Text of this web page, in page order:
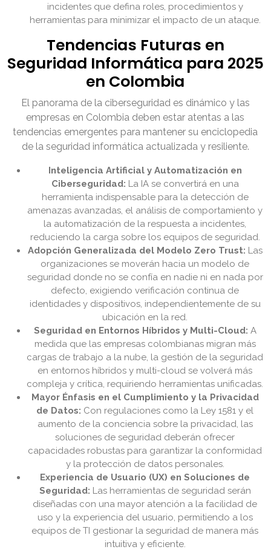
incidentes que defina roles, procedimientos y
herramientas para minimizar el impacto de un ataque.
Tendencias Futuras en
Seguridad Informática para 2025
en Colombia
El panorama de la ciberseguridad es dinámico y las
empresas en Colombia deben estar atentas a las
tendencias emergentes para mantener su enciclopedia
de la seguridad informática actualizada y resiliente.
Inteligencia Artificial y Automatización en
Ciberseguridad: La IA se convertirá en una
herramienta indispensable para la detección de
amenazas avanzadas, el análisis de comportamiento y
la automatización de la respuesta a incidentes,
reduciendo la carga sobre los equipos de seguridad.
Adopción Generalizada del Modelo Zero Trust: Las
organizaciones se moverán hacia un modelo de
seguridad donde no se confía en nadie ni en nada por
defecto, exigiendo verificación continua de
identidades y dispositivos, independientemente de su
ubicación en la red.
Seguridad en Entornos Híbridos y Multi-Cloud: A
medida que las empresas colombianas migran más
cargas de trabajo a la nube, la gestión de la seguridad
en entornos híbridos y multi-cloud se volverá más
compleja y crítica, requiriendo herramientas unificadas.
Mayor Énfasis en el Cumplimiento y la Privacidad
de Datos: Con regulaciones como la Ley 1581 y el
aumento de la conciencia sobre la privacidad, las
soluciones de seguridad deberán ofrecer
capacidades robustas para garantizar la conformidad
y la protección de datos personales.
Experiencia de Usuario (UX) en Soluciones de
Seguridad: Las herramientas de seguridad serán
diseñadas con una mayor atención a la facilidad de
uso y la experiencia del usuario, permitiendo a los
equipos de TI gestionar la seguridad de manera más
intuitiva y eficiente.